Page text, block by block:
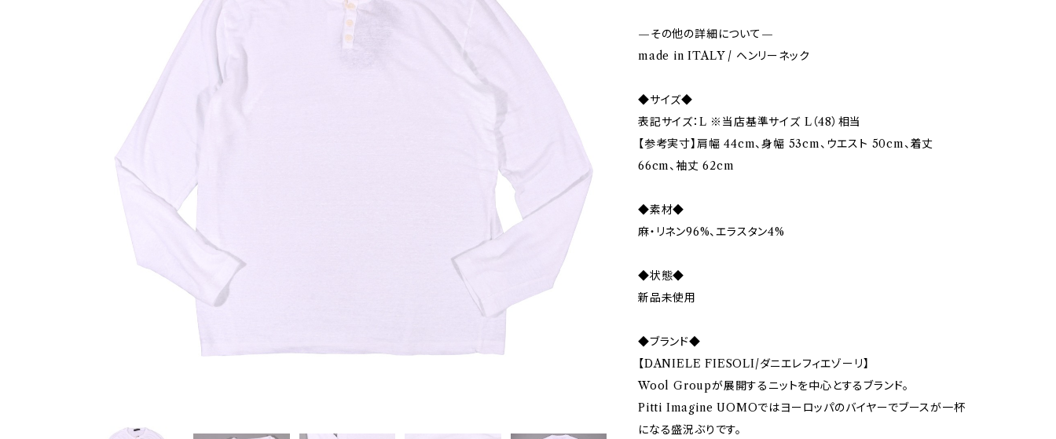
—その他の詳細について—
made in ITALY / ヘンリーネック
◆サイズ◆
表記サイズ：L ※当店基準サイズ L（48）相当
【参考実寸】肩幅 44cm、身幅 53cm、ウエスト 50cm、着丈
66cm、袖丈 62cm
◆素材◆
麻・リネン96%、エラスタン4%
◆状態◆
新品未使用
◆ブランド◆
【DANIELE FIESOLI/ダニエレフィエゾーリ】
Wool Groupが展開するニットを中心とするブランド。
Pitti Imagine UOMOではヨーロッパのバイヤーでブースが一杯
になる盛況ぶりです。